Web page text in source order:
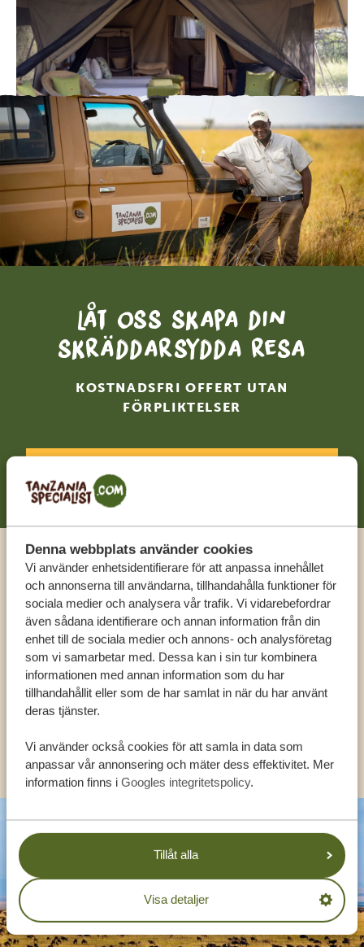
Denna webbplats använder cookies
Vi använder enhetsidentifierare för att anpassa innehållet
och annonserna till användarna, tillhandahålla funktioner för
sociala medier och analysera vår trafik. Vi vidarebefordrar
även sådana identifierare och annan information från din
enhet till de sociala medier och annons- och analysföretag
som vi samarbetar med. Dessa kan i sin tur kombinera
informationen med annan information som du har
tillhandahållit eller som de har samlat in när du har använt
deras tjänster.
Vi använder också cookies för att samla in data som
anpassar vår annonsering och mäter dess effektivitet. Mer
information finns i Googles integritetspolicy.
Tillåt alla
Visa detaljer
Låt oss skapa din
skräddarsydda resa
KOSTNADSFRI OFFERT UTAN
FÖRPLIKTELSER
Ring en expert
FÅ PERSONLIG RÅDGIVNING FRÅN VÅRA
EXPERTER
SV:+31 174 788 108
KONTAKT